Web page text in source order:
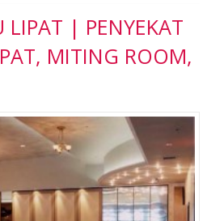
LIPAT | PENYEKAT
MITING ROOM,